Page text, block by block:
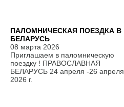
ПАЛОМНИЧЕСКАЯ ПОЕЗДКА В
БЕЛАРУСЬ
08 марта 2026
Приглашаем в паломническую
поездку ! ПРАВОСЛАВНАЯ
БЕЛАРУСЬ 24 апреля -26 апреля
2026 г.